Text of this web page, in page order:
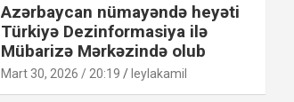
Azərbaycan nümayəndə heyəti
Türkiyə Dezinformasiya ilə
Mübarizə Mərkəzində olub
Mart 30, 2026 / 20:19 leylakamil